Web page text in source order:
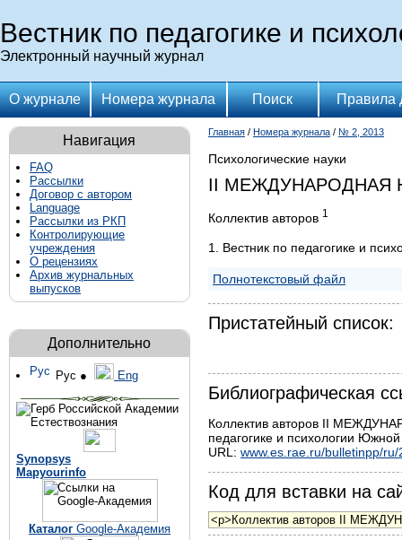
Вестник по педагогике и
Электронный научный журнал
О журнале Номера журнала Поиск Правила
Навигация
FAQ
Рассылки
Договор с автором
Language
Рассылки из РКП
Контролирующие
учреждения
О рецензиях
Архив журнальных
выпусков
Дополнительно
Рус ● Eng
Synopsys
Mapyourinfo
Каталог Google-Академия
Главная / Номера журнала / № 2, 2013
Психологические науки
II МЕЖДУНАРОДНАЯ
Коллектив авторов 1
1. Вестник по педагогике и
Полнотекстовый файл
Пристатейный список:
Библиографическая
Коллектив авторов II
педагогике и психологии
URL: www.es.rae.ru/bulletinpp/
Код для вставки на